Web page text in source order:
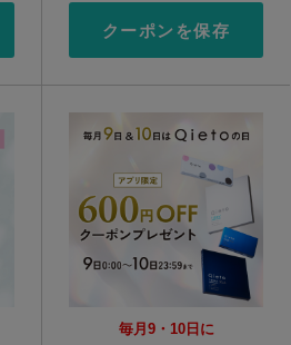
クーポンを保存
毎月9・10日に